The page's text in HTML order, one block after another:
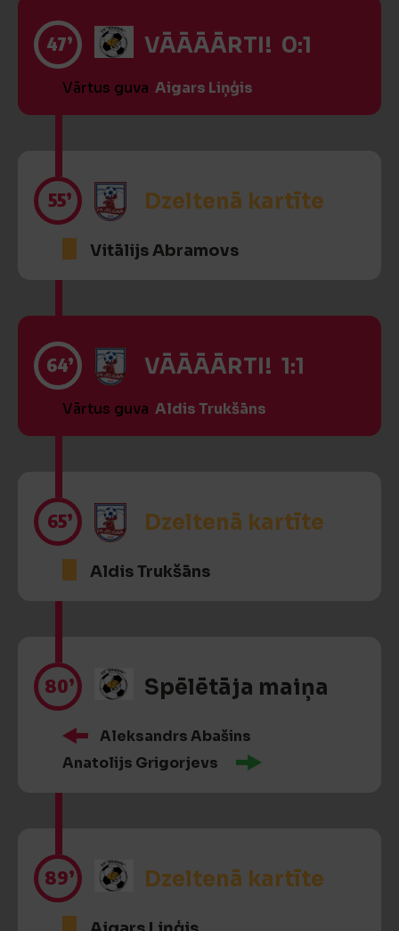
47’ VĀĀĀĀRTI! 0:1
Vārtus guva Aigars Liņģis
55’ Dzeltenā kartīte
Vitālijs Abramovs
64’ VĀĀĀĀRTI! 1:1
Vārtus guva Aldis Trukšāns
65’ Dzeltenā kartīte
Aldis Trukšāns
80’ Spēlētāja maiņa
Aleksandrs Abašins
Anatolijs Grigorjevs
89’ Dzeltenā kartīte